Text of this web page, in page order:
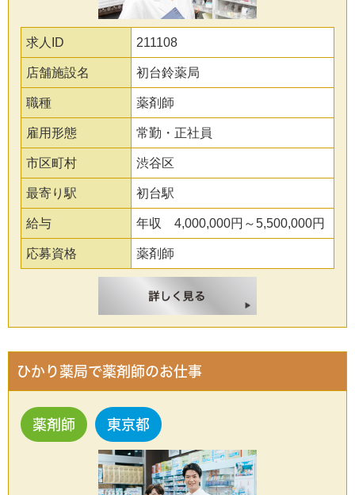
求人ID 211108
店舗施設名 初台鈴薬局
職種 薬剤師
雇用形態 常勤・正社員
市区町村 渋谷区
最寄り駅 初台駅
給与 年収 4,000,000円～5,500,000円
応募資格 薬剤師
ひかり薬局で薬剤師のお仕事
薬剤師 東京都